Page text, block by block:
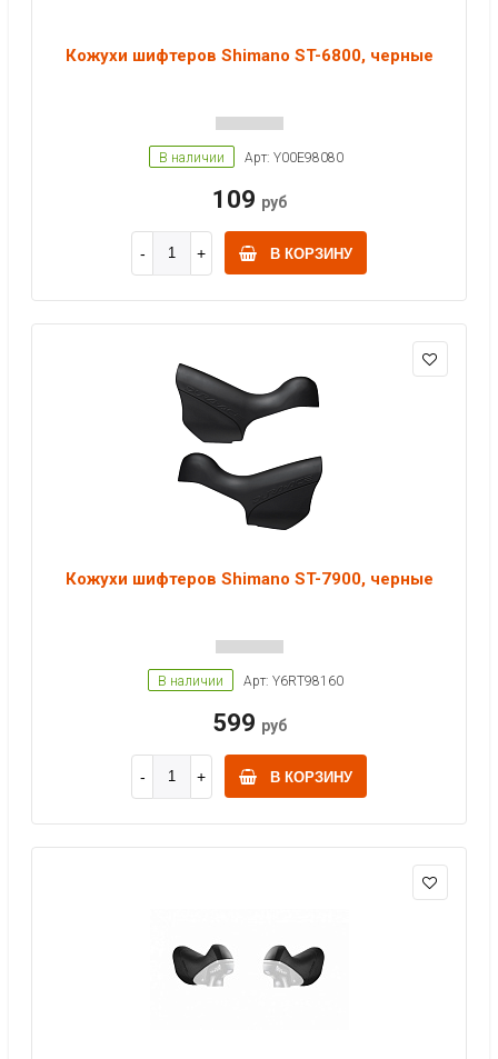
Кожухи шифтеров Shimano ST-6800, черные
В наличии Арт: Y00E98080
109 руб
В КОРЗИНУ
Кожухи шифтеров Shimano ST-7900, черные
В наличии Арт: Y6RT98160
599 руб
В КОРЗИНУ